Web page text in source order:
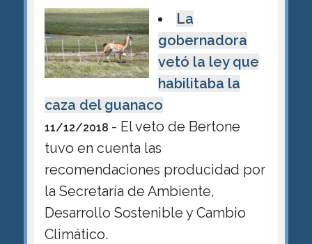
La
gobernadora
vetó la ley que
habilitaba la
caza del guanaco
11/12/2018 - El veto de Bertone
tuvo en cuenta las
recomendaciones producidad por
la Secretaría de Ambiente,
Desarrollo Sostenible y Cambio
Climático.